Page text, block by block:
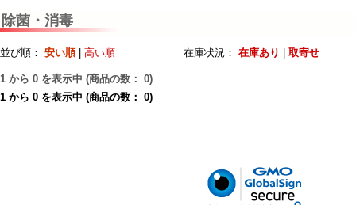
除菌・消毒
並び順： 安い順| 高い順 在庫状況： 在庫あり 取寄せ
1 から 0 を表示中 (商品の数： 0)
1 から 0 を表示中 (商品の数： 0)